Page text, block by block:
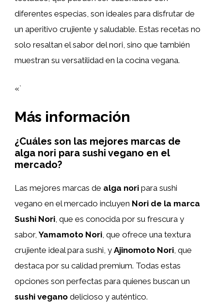
diferentes especias, son ideales para disfrutar de
un aperitivo crujiente y saludable. Estas recetas no
solo resaltan el sabor del nori, sino que también
muestran su versatilidad en la cocina vegana.
«`
Más información
¿Cuáles son las mejores marcas de
alga nori para sushi vegano en el
mercado?
Las mejores marcas de alga nori para sushi
vegano en el mercado incluyen Nori de la marca
Sushi Nori, que es conocida por su frescura y
sabor,Yamamoto Nori, que ofrece una textura
crujiente ideal para sushi, y Ajinomoto Nori, que
destaca por su calidad premium. Todas estas
opciones son perfectas para quienes buscan un
sushi vegano delicioso y auténtico.